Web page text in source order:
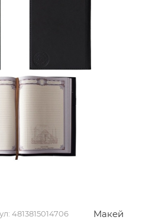
4813815014706 Макей